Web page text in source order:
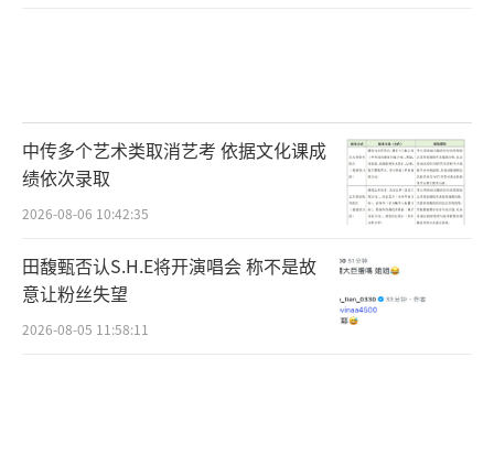
中传多个艺术类取消艺考 依据文化课成
绩依次录取
2026-08-06 10:42:35
田馥甄否认S.H.E将开演唱会 称不是故
意让粉丝失望
2026-08-05 11:58:11